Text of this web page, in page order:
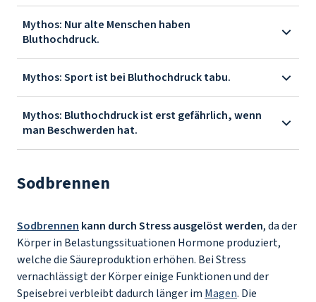
Mythos: Nur alte Menschen haben
Bluthochdruck.
Mythos: Sport ist bei Bluthochdruck tabu.
Mythos: Bluthochdruck ist erst gefährlich, wenn
man Beschwerden hat.
Sodbrennen
Sodbrennen kann durch Stress ausgelöst werden, da der
Körper in Belastungssituationen Hormone produziert,
welche die Säureproduktion erhöhen. Bei Stress
vernachlässigt der Körper einige Funktionen und der
Speisebrei verbleibt dadurch länger im Magen. Die